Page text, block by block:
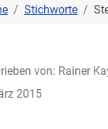
Stichworte
von: Rainer
2015